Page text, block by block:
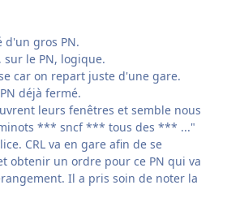
d'un gros PN.
sur le PN, logique.
car on repart juste d'une gare.
déjà fermé.
leurs fenêtres et semble nous
*** sncf *** tous des *** ..."
CRL va en gare afin de se
obtenir un ordre pour ce PN qui va
Il a pris soin de noter la